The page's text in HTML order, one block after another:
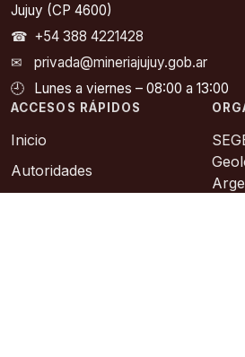
Jujuy (CP 4600)
☎ +54 388 4221428
✉
privada@mineriajujuy.gob.ar
🕘
Lunes a viernes – 08:00 a 13:00
ACCESOS RÁPIDOS
Inicio
Autoridades